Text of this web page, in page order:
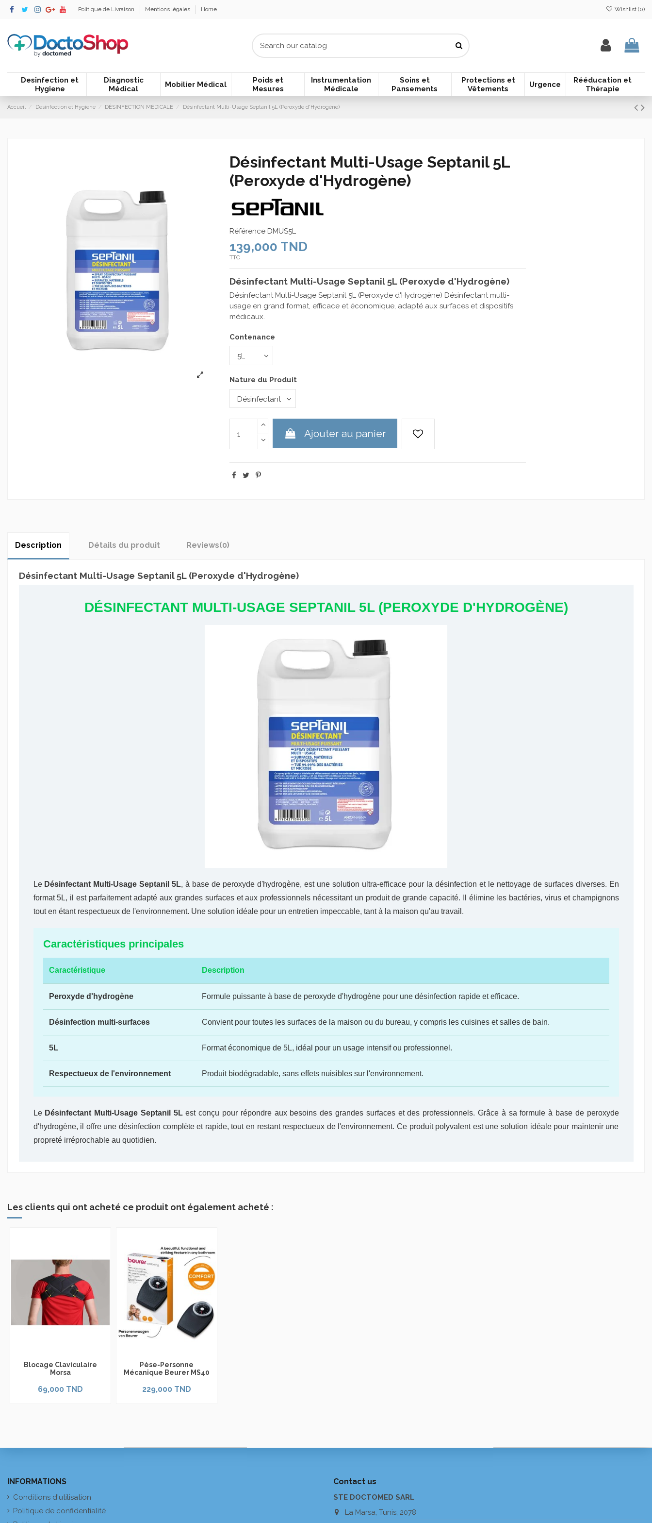
Politique de Livraison Mentions légales Home Wishlist (0)
Desinfection et
Hygiene
Diagnostic
Médical
Mobilier Médical
Poids et
Mesures
Instrumentation
Médicale
Soins et
Pansements
Protections et
Vêtements
Urgence
Rééducation et
Thérapie
Accueil Desinfection et Hygiene DÉSINFECTION MÉDICALE Désinfectant Multi-Usage Septanil 5L (Peroxyde d'Hydrogène)
Désinfectant Multi-Usage Septanil 5L
(Peroxyde d'Hydrogène)
Référence DMUS5L
139,000 TND
TTC
Désinfectant Multi-Usage Septanil 5L (Peroxyde d'Hydrogène)
Désinfectant Multi-Usage Septanil 5L (Peroxyde d'Hydrogène) Désinfectant multi-
usage en grand format, efficace et économique, adapté aux surfaces et dispositifs
médicaux.
Contenance
Nature du Produit
Ajouter au panier
Description Détails du produit Reviews(0)
Désinfectant Multi-Usage Septanil 5L (Peroxyde d'Hydrogène)
DÉSINFECTANT MULTI-USAGE SEPTANIL 5L (PEROXYDE D'HYDROGÈNE)
Le Désinfectant Multi-Usage Septanil 5L, à base de peroxyde d'hydrogène, est une solution ultra-efficace pour la désinfection et le nettoyage de surfaces diverses. En
format 5L, il est parfaitement adapté aux grandes surfaces et aux professionnels nécessitant un produit de grande capacité. Il élimine les bactéries, virus et champignons
tout en étant respectueux de l'environnement. Une solution idéale pour un entretien impeccable, tant à la maison qu'au travail.
Caractéristiques principales
Caractéristique Description
Peroxyde d'hydrogène Formule puissante à base de peroxyde d'hydrogène pour une désinfection rapide et efficace.
Désinfection multi-surfaces Convient pour toutes les surfaces de la maison ou du bureau, y compris les cuisines et salles de bain.
5L Format économique de 5L, idéal pour un usage intensif ou professionnel.
Respectueux de l'environnement Produit biodégradable, sans effets nuisibles sur l'environnement.
Le Désinfectant Multi-Usage Septanil 5Lest conçu pour répondre aux besoins des grandes surfaces et des professionnels. Grâce à sa formule à base de peroxyde
d'hydrogène, il offre une désinfection complète et rapide, tout en restant respectueux de l'environnement. Ce produit polyvalent est une solution idéale pour maintenir une
propreté irréprochable au quotidien.
Les clients qui ont acheté ce produit ont également acheté :
Blocage Claviculaire
Morsa
69,000 TND
Pèse-Personne
Mécanique Beurer MS40
229,000 TND
INFORMATIONS
Conditions d'utilisation
Politique de confidentialité
Contact us
STE DOCTOMED SARL
La Marsa, Tunis, 2078